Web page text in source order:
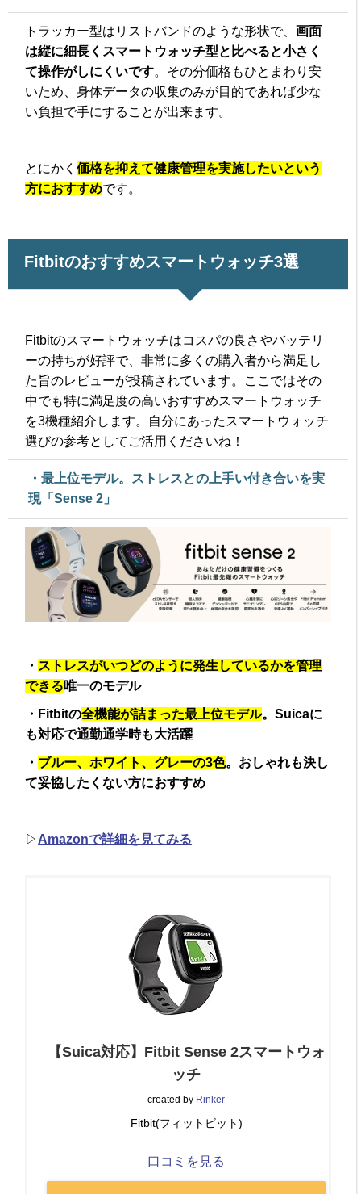
トラッカー型はリストバンドのような形状で、画面
は縦に細長くスマートウォッチ型と比べると小さく
て操作がしにくいです。その分価格もひとまわり安
いため、身体データの収集のみが目的であれば少な
い負担で手にすることが出来ます。
とにかく価格を抑えて健康管理を実施したいという
方におすすめです。
Fitbitのおすすめスマートウォッチ3選
Fitbitのスマートウォッチはコスパの良さやバッテリ
ーの持ちが好評で、非常に多くの購入者から満足し
た旨のレビューが投稿されています。ここではその
中でも特に満足度の高いおすすめスマートウォッチ
を3機種紹介します。自分にあったスマートウォッチ
選びの参考としてご活用くださいね！
・最上位モデル。ストレスとの上手い付き合いを実
現「Sense 2」
・ ストレスがいつどのように発生しているかを管理
できる唯一のモデル
・Fitbitの全機能が詰まった最上位モデル。Suicaに
も対応で通勤通学時も大活躍
・ ブルー、ホワイト、グレーの3色。おしゃれも決し
て妥協したくない方におすすめ
▷ Amazonで詳細を見てみる
【Suica対応】Fitbit Sense 2スマートウォ
ッチ
created by Rinker
Fitbit(フィットビット)
口コミを見る